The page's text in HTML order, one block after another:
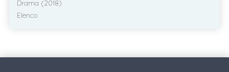
Drama (2018)
Elenco